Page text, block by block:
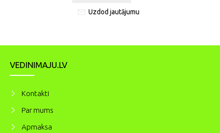
Uzdod jautājumu
VEDINIMAJU.LV
Kontakti
Par mums
Apmaksa